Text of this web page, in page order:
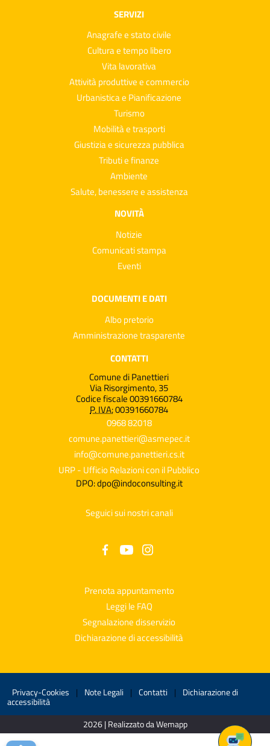
SERVIZI
Anagrafe e stato civile
Cultura e tempo libero
Vita lavorativa
Attività produttive e commercio
Urbanistica e Pianificazione
Turismo
Mobilità e trasporti
Giustizia e sicurezza pubblica
Tributi e finanze
Ambiente
Salute, benessere e assistenza
NOVITÀ
Notizie
Comunicati stampa
Eventi
DOCUMENTI E DATI
Albo pretorio
Amministrazione trasparente
CONTATTI
Comune di Panettieri
Via Risorgimento, 35
Codice fiscale 00391660784
P. IVA:00391660784
0968 82018
comune.panettieri@asmepec.it
info@comune.panettieri.cs.it
URP - Ufficio Relazioni con il Pubblico
DPO: dpo@indoconsulting.it
Seguici sui nostri canali
Prenota appuntamento
Leggi le FAQ
Segnalazione disservizio
Dichiarazione di accessibilità
Privacy-Cookies | Note Legali | Contatti | Dichiarazione di
accessibilità
2026 | Realizzato da Wemapp